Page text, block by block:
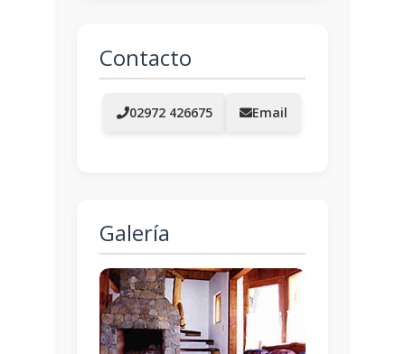
Contacto
02972 426675 Email
Galería